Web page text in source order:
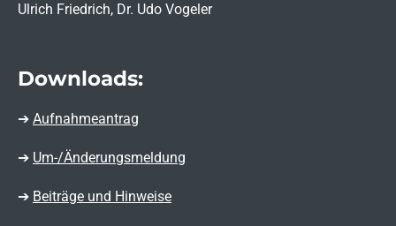
Ulrich Friedrich, Dr. Udo Vogeler
Downloads:
➔ Aufnahmeantrag
➔ Um-/Änderungsmeldung
➔ Beiträge und Hinweise